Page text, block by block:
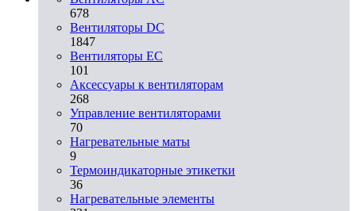
678
Вентиляторы DC
1847
Вентиляторы EC
101
Аксессуары к вентиляторам
268
Управление вентиляторами
70
Нагревательные маты
9
Термоиндикаторные этикетки
36
Нагревательные элементы